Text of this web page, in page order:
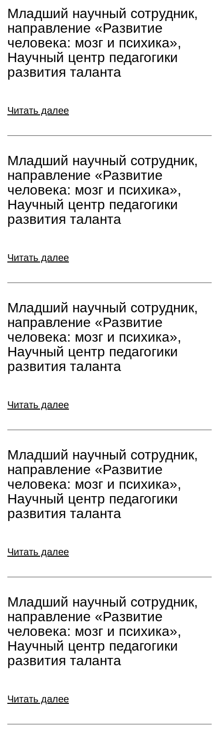
Младший научный сотрудник,
направление «Развитие
человека: мозг и психика»,
Научный центр педагогики
развития таланта
Читать далее
Младший научный сотрудник,
направление «Развитие
человека: мозг и психика»,
Научный центр педагогики
развития таланта
Читать далее
Младший научный сотрудник,
направление «Развитие
человека: мозг и психика»,
Научный центр педагогики
развития таланта
Читать далее
Младший научный сотрудник,
направление «Развитие
человека: мозг и психика»,
Научный центр педагогики
развития таланта
Читать далее
Младший научный сотрудник,
направление «Развитие
человека: мозг и психика»,
Научный центр педагогики
развития таланта
Читать далее